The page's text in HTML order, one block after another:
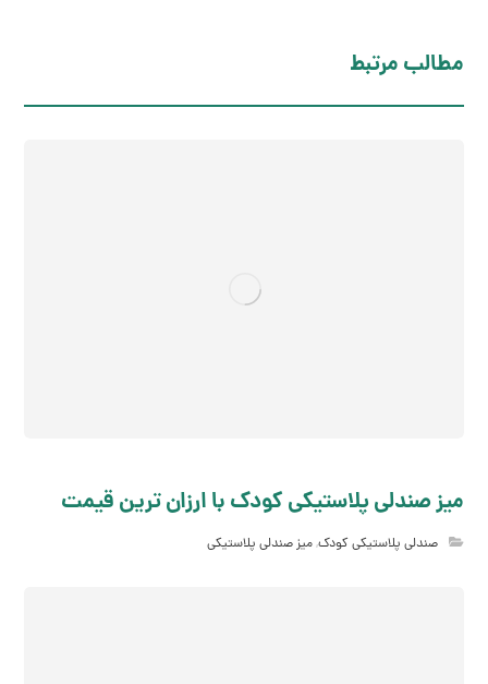
مطالب مرتبط
میز صندلی پلاستیکی کودک با ارزان ترین قیمت
صندلی پلاستیکی کودک,میز صندلی پلاستیکی